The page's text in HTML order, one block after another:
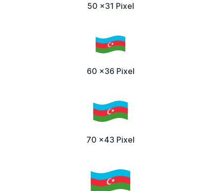
50 x31 Pixel
60 x36 Pixel
70 x43 Pixel